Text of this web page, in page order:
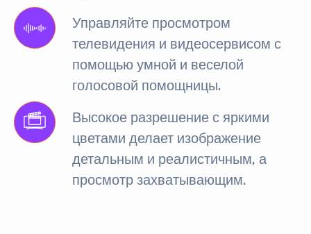
Управляйте просмотром
телевидения и видеосервисом с
помощью умной и веселой
голосовой помощницы.
Высокое разрешение с яркими
цветами делает изображение
детальным и реалистичным, а
просмотр захватывающим.